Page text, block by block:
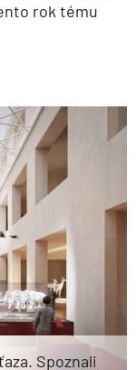
rok tému
Spoznali